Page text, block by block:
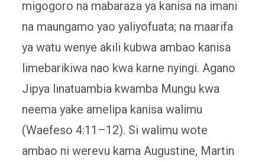
migogoro na mabaraza ya kanisa na imani
na maungamo yao yaliyofuata; na maarifa
ya watu wenye akili kubwa ambao kanisa
limebarikiwa nao kwa karne nyingi. Agano
Jipya linatuambia kwamba Mungu kwa
neema yake amelipa kanisa walimu
(Waefeso 4:11–12). Si walimu wote
ambao ni werevu kama Augustine, Martin